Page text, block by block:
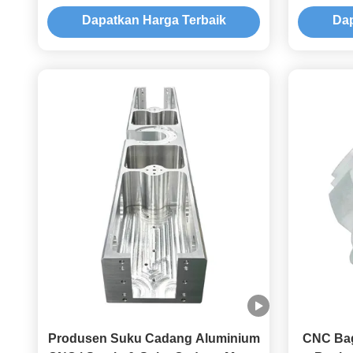
Aluminium & Mesin Bagian
Aluminium
Dapatkan Harga Terbaik
Produsen Suku Cadang Aluminium
CNC